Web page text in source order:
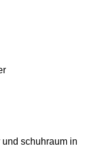
schuhraum in